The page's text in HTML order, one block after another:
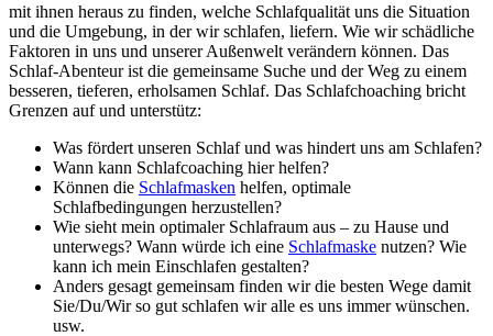
mit ihnen heraus zu finden, welche Schlafqualität uns die Situation
und die Umgebung, in der wir schlafen, liefern. Wie wir schädliche
Faktoren in uns und unserer Außenwelt verändern können. Das
Schlaf-Abenteur ist die gemeinsame Suche und der Weg zu einem
besseren, tieferen, erholsamen Schlaf. Das Schlafchoaching bricht
Grenzen auf und unterstütz:
Was fördert unseren Schlaf und was hindert uns am Schlafen?
Wann kann Schlafcoaching hier helfen?
Können die Schlafmasken helfen, optimale
Schlafbedingungen herzustellen?
Wie sieht mein optimaler Schlafraum aus – zu Hause und
unterwegs? Wann würde ich eine Schlafmaske nutzen? Wie
kann ich mein Einschlafen gestalten?
Anders gesagt gemeinsam finden wir die besten Wege damit
Sie/Du/Wir so gut schlafen wir alle es uns immer wünschen.
usw.